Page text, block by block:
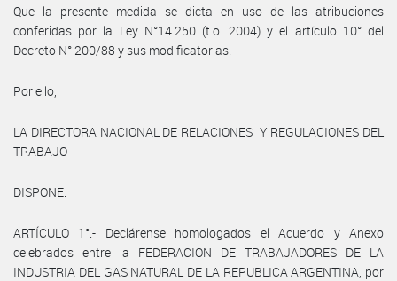
Que la presente medida se dicta en uso de las atribuciones
conferidas por la Ley N°14.250 (t.o. 2004) y el artículo 10° del
Decreto N° 200/88 y sus modificatorias.
Por ello,
LA DIRECTORA NACIONAL DE RELACIONES Y REGULACIONES DEL
TRABAJO
DISPONE:
ARTÍCULO 1°.- Declárense homologados el Acuerdo y Anexo
celebrados entre la FEDERACION DE TRABAJADORES DE LA
INDUSTRIA DEL GAS NATURAL DE LA REPUBLICA ARGENTINA, por